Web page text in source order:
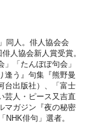
同人。俳人協会会
人協会新人賞受賞。
「たんぽぽ句会」
う』句集『熊野曼
台出版社）、「富士
芸人・ピース又吉直
マガジン『夜の秘密
俳句」選者。